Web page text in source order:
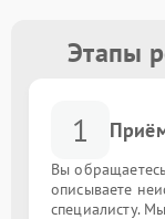
Этапы
1
Вы
описываете
специалисту.